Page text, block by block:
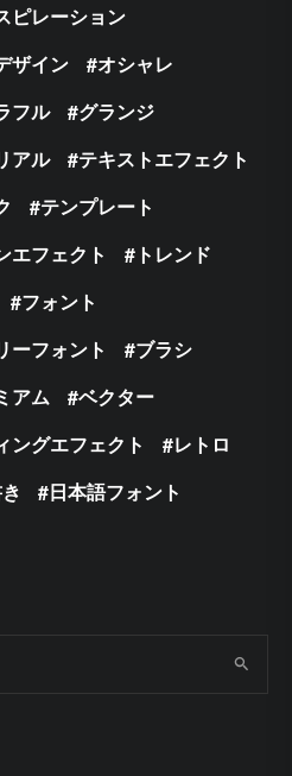
ピレーション
ザイン
オシャレ
フル
グランジ
アル
テキストエフェクト
テンプレート
エフェクト
トレンド
フォント
ーフォント
ブラシ
アム
ベクター
ングエフェクト
レトロ
日本語フォント